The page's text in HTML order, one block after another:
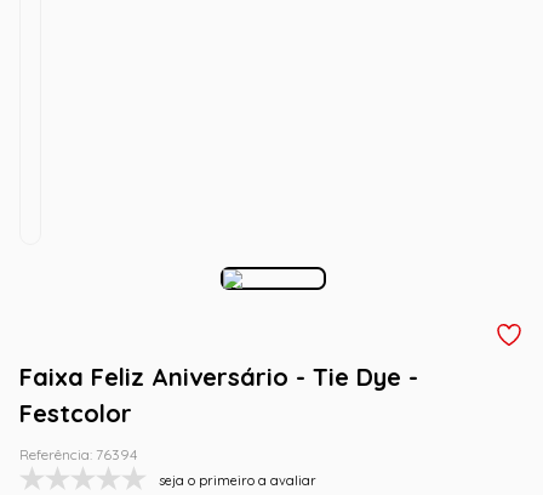
Faixa Feliz Aniversário - Tie Dye -
Festcolor
Referência: 76394
seja o primeiro a avaliar